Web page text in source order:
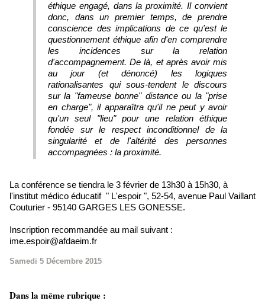
éthique engagé, dans la proximité. Il convient
donc, dans un premier temps, de prendre
conscience des implications de ce qu'est le
questionnement éthique afin d'en comprendre
les incidences sur la relation
d'accompagnement. De là, et après avoir mis
au jour (et dénoncé) les logiques
rationalisantes qui sous-tendent le discours
sur la "fameuse bonne" distance ou la "prise
en charge", il apparaîtra qu'il ne peut y avoir
qu'un seul "lieu" pour une relation éthique
fondée sur le respect inconditionnel de la
singularité et de l'altérité des personnes
accompagnées : la proximité.
La conférence se tiendra le 3 février de 13h30 à 15h30, à
l'institut médico éducatif " L'espoir ", 52-54, avenue Paul Vaillant
Couturier - 95140 GARGES LES GONESSE.
Inscription recommandée au mail suivant :
ime.espoir@afdaeim.fr
Samedi 5 Décembre 2015
Dans la même rubrique :